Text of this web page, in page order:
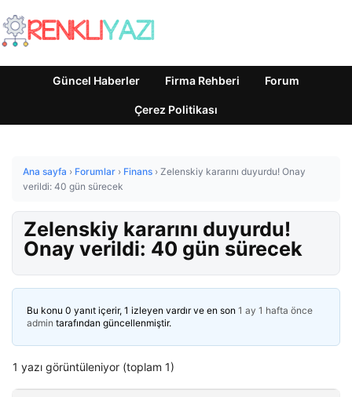
Güncel Haberler Firma Rehberi Forum
Çerez Politikası
Ana sayfa › Forumlar › Finans › Zelenskiy kararını duyurdu! Onay
verildi: 40 gün sürecek
Zelenskiy kararını duyurdu!
Onay verildi: 40 gün sürecek
Bu konu 0 yanıt içerir, 1 izleyen vardır ve en son 1 ay 1 hafta önce
admin tarafından güncellenmiştir.
1 yazı görüntüleniyor (toplam 1)